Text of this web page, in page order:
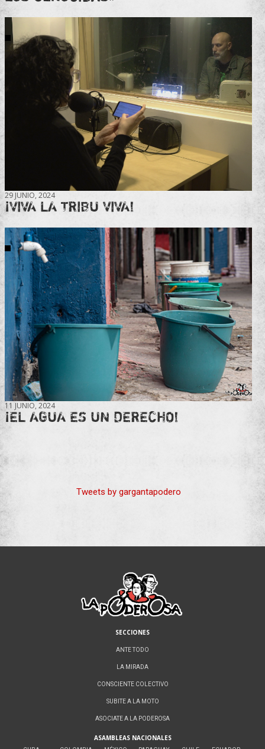
29 JUNIO, 2024
¡VIVA LA TRIBU VIVA!
11 JUNIO, 2024
¡EL AGUA ES UN DERECHO!
Tweets by gargantapodero
SECCIONES
ANTE TODO
LA MIRADA
CONSCIENTE COLECTIVO
SUBITE A LA MOTO
ASOCIATE A LA PODEROSA
ASAMBLEAS NACIONALES